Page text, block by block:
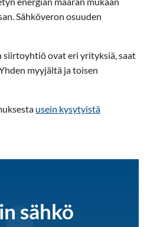
Sähköveron osuuden
siirtoyhtiö ovat eri yrityksiä, saat
myyjältä ja toisen
usein kysytyistä
sähkö